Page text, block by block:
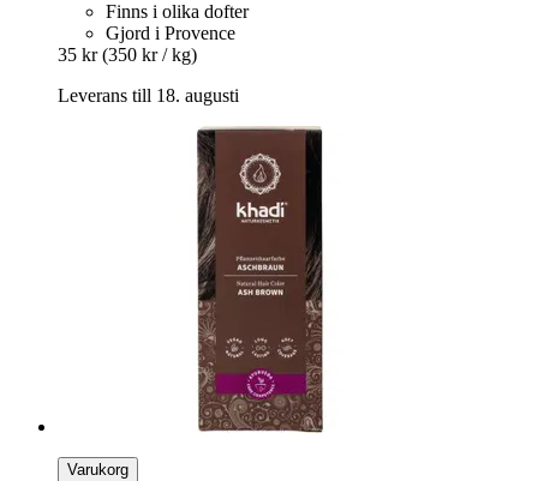
Finns i olika dofter
Gjord i Provence
35 kr (350 kr / kg)
Leverans till 18. augusti
Varukorg